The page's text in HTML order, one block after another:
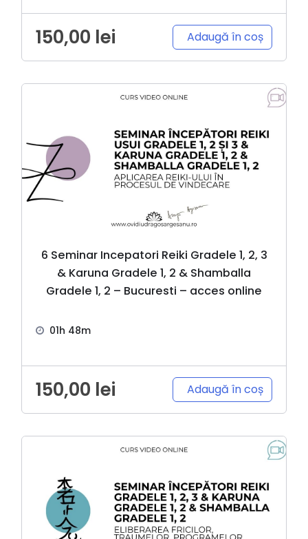
150,00 lei Adaugă în coș
6 Seminar Incepatori Reiki Gradele 1, 2, 3
& Karuna Gradele 1, 2 & Shamballa
Gradele 1, 2 – Bucuresti – acces online
01h 48m
150,00 lei Adaugă în coș